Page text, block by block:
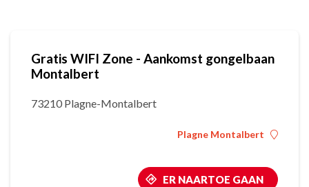
Gratis WIFI Zone - Aankomst gongelbaan
Montalbert
73210 Plagne-Montalbert
Plagne Montalbert
ER NAARTOE GAAN